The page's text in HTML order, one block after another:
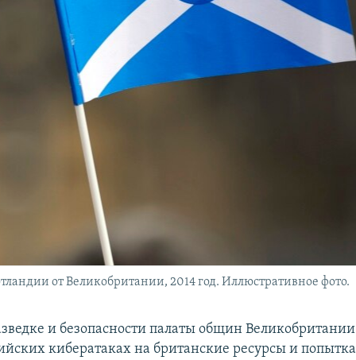
от Великобритании, 2014 год. Иллюстративное фото.
и безопасности палаты общин
кибератаках на британские ресурсы и